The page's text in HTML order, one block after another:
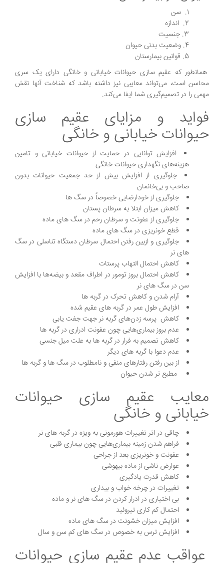
سن
اندازه
جنسیت
وضعیت بدنی حیوان
قوانین بیمارستان
همانطور که عقیم سازی حیوانات خیابانی و خانگی دارای یک سری
محاسن است، می‌تواند معایبی نیز داشته باشد که شناخت آنها نقش
مهمی را در تصمیم‌گیری شما ایفا می‌کند.
فواید و مزایای عقیم سازی
حیوانات خیابانی و خانگی
افزایش توانایی در حمایت از حیوانات خیابانی و تامین
هزینه‌های نگهداری حیوانات خانگی
جلوگیری از افزایش بیش از حد جمعیت حیوانات بدون
صاحب و بی‌خانمان
جلوگیری از خودارضایی خصوصاً در سگ ها
کاهش میزان ابتلا به سرطان پستان
جلوگیری از عفونت و سرطان رحم در سگ های ماده
قطع خونریزی در سگ های ماده
جلوگیری و ازبین رفتن احتمال سرطان دستگاه تناسلی در سگ
های نر
کاهش احتمال التهاب پرستات
کاهش احتمال بروز تومور در اطراف مقعد و بیضه‌ها با افزایش
سن در سگ های نر
آرام شدن و کاهش تحرک در گربه ها
افزایش طول عمر در گربه های عقیم شده
کاهش پرسه زدن‌های گربه نر جهت جفت‌ یابی
عدم بروز بیماری‌هایی چون عفونت ادراری در گربه ها
کاهش تصمیم به فرار در گربه ها به علت میل جنسی
عدم دعوا با گربه های دیگر
از بین رفتن رفتارهای منفی و نامطلوب در سگ ها و گربه ها
مطیع تر شدن حیوان
معایب عقیم سازی حیوانات
خیابانی و خانگی
چاقی در اثر تغییرات هورمونی به ویژه در گربه های نر
فراهم شدن زمینه بیماری‌هایی چون بیماری قلبی
عفونت و خونریزی بعد از جراحی
عوارض ناشی از ماده بیهوشی
کاهش قدرت یادگیری
تغییرات در چرخه خواب و بیداری
بی اختیاری در ادرار کردن در سگ های نر و ماده
احتمال کم کاری تیروئید
افزایش میزان خشونت در سگ های ماده
افزایش ترس به خصوص در سگ های کم سن و سال
عواقب عدم عقیم سازی حیوانات